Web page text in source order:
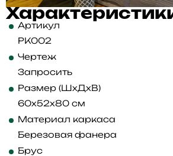
Артикул
PK002
Чертеж
Запросить
Размер (ШхДхВ)
60x52x80 см
Материал каркаса
Березовая фанера
Брус